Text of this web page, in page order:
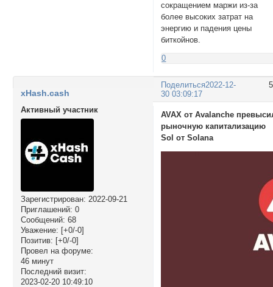
сокращением маржи из-за
более высоких затрат на
энергию и падения цены
биткойнов.
0
Поделиться2022-12-
30 03:09:17
xHash.cash
Активный участник
Зарегистрирован: 2022-09-21
Приглашений: 0
Сообщений: 68
Уважение: [+0/-0]
Позитив: [+0/-0]
Провел на форуме:
46 минут
Последний визит:
2023-02-20 10:49:10
AVAX от Avalanche
рыночную капитализацию
Sol от Solana